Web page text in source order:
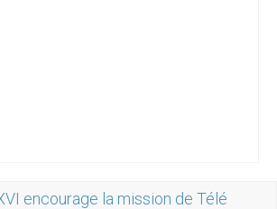
encourage la mission de Télé